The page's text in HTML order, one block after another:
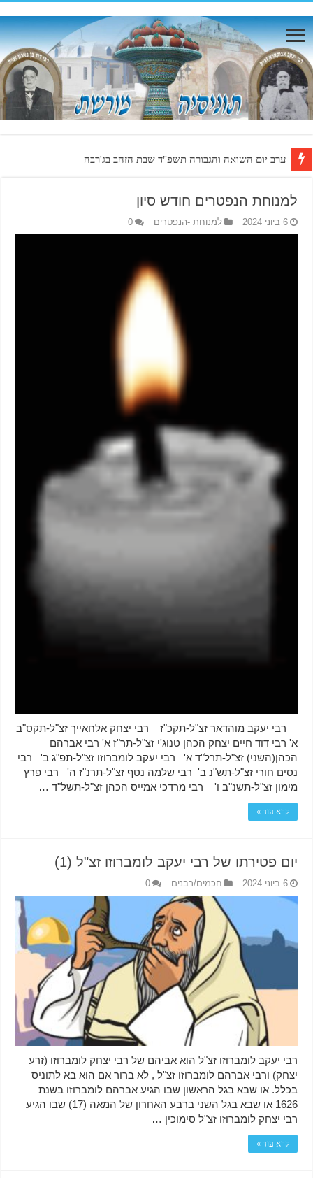
ערב יום השואה והגבורה תשפ"ד שבת הזהב בג'רבה
למנוחת הנפטרים חודש סיון
6 ביוני 2024 למנוחת -הנפטרים 0
רבי יעקב מוהדאר זצ"ל-תקכ"ז רבי יצחק אלחאייך זצ"ל-תקס"ב
א' רבי דוד חיים יצחק הכהן טנוג'י זצ"ל-תר"ז א' רבי אברהם
הכהן(השני) זצ"ל-תרל"ד א' רבי יעקב לומברוזו זצ"ל-תפ"ג ב' רבי
נסים חורי זצ"ל-תש"נ ב' רבי שלמה נטף זצ"ל-תרנ"ז ה' רבי פרץ
מימון זצ"ל-תשנ"ב ו' רבי מרדכי אמייס הכהן זצ"ל-תשל"ד …
קרא עוד »
יום פטירתו של רבי יעקב לומברוזו זצ"ל (1)
6 ביוני 2024 חכמים/רבנים 0
רבי יעקב לומברוזו זצ"ל הוא אביהם של רבי יצחק לומברוזו (זרע
יצחק) ורבי אברהם לומברוזו זצ"ל , לא ברור אם הוא בא לתוניס
בכלל. או שבא בגל הראשון שבו הגיע אברהם לומברוזו בשנת
1626 או שבא בגל השני ברבע האחרון של המאה (17) שבו הגיע
רבי יצחק לומברוזו זצ"ל סימוכין …
קרא עוד »